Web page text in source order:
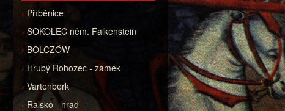
Příběnice
SOKOLEC něm. Falkenstein
BOLCZÓW
Hrubý Rohozec - zámek
Vartenberk
Ralsko - hrad